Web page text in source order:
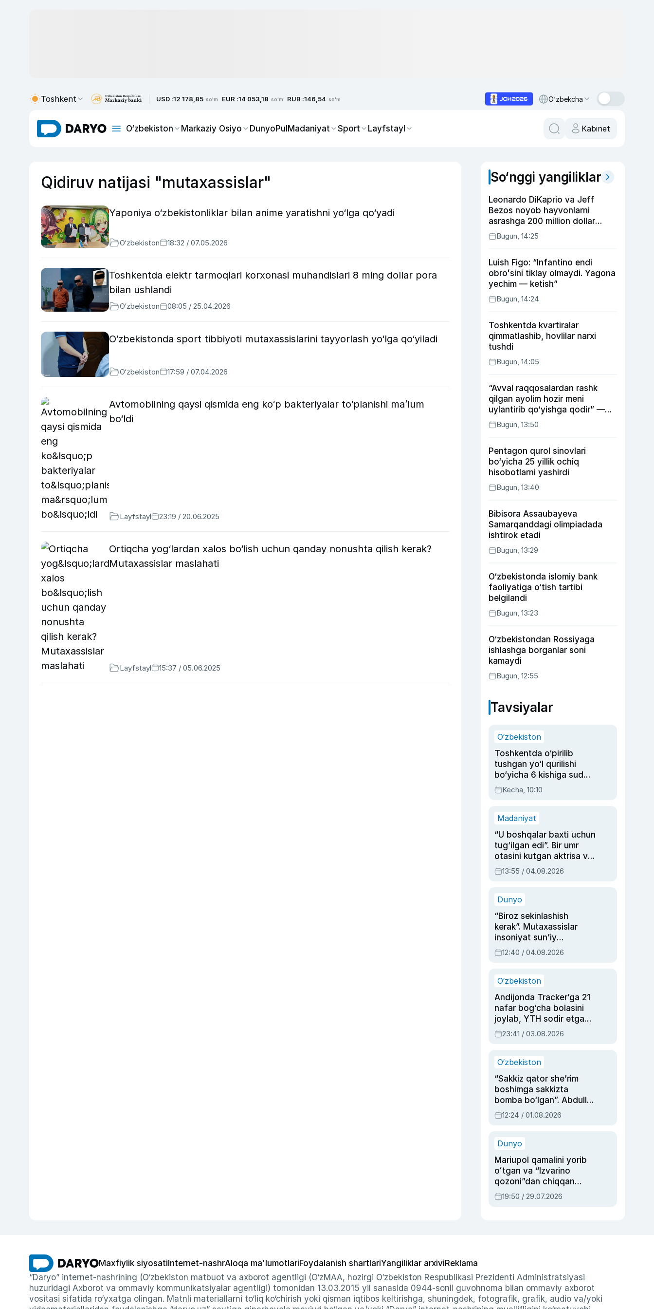
Toshkent USD :12 178,85 so'm EUR :14 053,18 so'm RUB :146,54 so'm O‘zbekcha
O‘zbekiston Markaziy Osiyo DunyoPulMadaniyat Sport Layfstayl Kabinet
Qidiruv natijasi "mutaxassislar"
Yaponiya o‘zbekistonliklar bilan anime yaratishni yo‘lga qo‘yadi
O‘zbekiston 18:32 / 07.05.2026
Toshkentda elektr tarmoqlari korxonasi muhandislari 8 ming dollar pora
bilan ushlandi
O‘zbekiston 08:05 / 25.04.2026
O‘zbekistonda sport tibbiyoti mutaxassislarini tayyorlash yo‘lga qo‘yiladi
O‘zbekiston 17:59 / 07.04.2026
Avtomobilning qaysi qismida eng ko‘p bakteriyalar to‘planishi ma’lum
bo‘ldi
Layfstayl 23:19 / 20.06.2025
Ortiqcha yog‘lardan xalos bo‘lish uchun qanday nonushta qilish kerak?
Mutaxassislar maslahati
Layfstayl 15:37 / 05.06.2025
So‘nggi yangiliklar
Leonardo DiKaprio va Jeff
Bezos noyob hayvonlarni
asrashga 200 million dollar
ajratdi
Bugun, 14:25
Luish Figo: “Infantino endi
obroʻsini tiklay olmaydi. Yagona
yechim — ketish”
Bugun, 14:24
Toshkentda kvartiralar
qimmatlashib, hovlilar narxi
tushdi
Bugun, 14:05
“Avval raqqosalardan rashk
qilgan ayolim hozir meni
uylantirib qo‘yishga qodir” —
Anvar Sobirov davlat ishidagi
faoliyati va o‘g‘il tarbiyasidagi
Bugun, 13:50
Pentagon qurol sinovlari
bo‘yicha 25 yillik ochiq
hisobotlarni yashirdi
Bugun, 13:40
Bibisora Assaubayeva
Samarqanddagi olimpiadada
ishtirok etadi
Bugun, 13:29
O‘zbekistonda islomiy bank
faoliyatiga o‘tish tartibi
belgilandi
Bugun, 13:23
O‘zbekistondan Rossiyaga
ishlashga borganlar soni
kamaydi
Bugun, 12:55
Tavsiyalar
O‘zbekiston
Toshkentda o‘pirilib
tushgan yo‘l qurilishi
bo‘yicha 6 kishiga sud
hukmi o‘qildi
Kecha, 10:10
Madaniyat
“U boshqalar baxti uchun
tug‘ilgan edi”. Bir umr
otasini kutgan aktrisa va
dublyaj ustasi Rimma
Ahmedovaning
13:55 / 04.08.2026
Dunyo
“Biroz sekinlashish
kerak”. Mutaxassislar
insoniyat sun’iy
intellektni boshqara
olmay qolishidan xavotir
12:40 / 04.08.2026
O‘zbekiston
Andijonda Tracker’ga 21
nafar bog‘cha bolasini
joylab, YTH sodir etgan
ayolga sud hukmi o‘qildi
23:41 / 03.08.2026
O‘zbekiston
“Sakkiz qator she’rim
boshimga sakkizta
bomba bo‘lgan”. Abdulla
Oripovni siyosiy
ayblovlardan asrab
12:24 / 01.08.2026
Dunyo
Mariupol qamalini yorib
oʻtgan va “Izvarino
qozoni”dan chiqqan
qahramon — Ukraina
armiyasi bosh
19:50 / 29.07.2026
Maxfiylik siyosati Internet-nashrAloqa ma'lumotlariFoydalanish shartlariYangiliklar arxiviReklama
“Daryo” internet-nashrining (O‘zbekiston matbuot va axborot agentligi (O‘zMAA, hozirgi O‘zbekiston Respublikasi Prezidenti Administratsiyasi
huzuridagi Axborot va ommaviy kommunikatsiyalar agentligi) tomonidan 13.03.2015 yil sanasida 0944-sonli guvohnoma bilan ommaviy axborot
vositasi sifatida ro‘yxatga olingan. Matnli materiallarni to‘liq ko‘chirish yoki qisman iqtibos keltirishga, shuningdek, fotografik, grafik, audio va/yoki